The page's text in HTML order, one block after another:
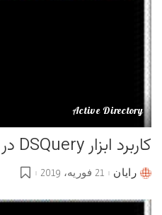
Active Directory
کاربرد ابزار DSQuery در اکتیودایرکتوری
Postedرایان 21 فوریه، 2019